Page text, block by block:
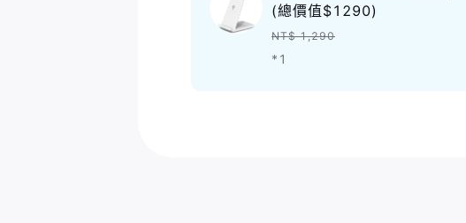
(總價值$1290)
NT$ 1,290
*1